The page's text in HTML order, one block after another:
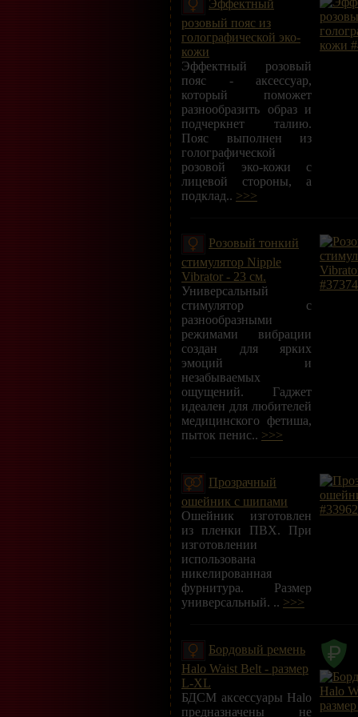
Эффектный
розовый пояс из
голографической эко-
кожи
Эффектный розовый
пояс - аксессуар,
который поможет
разнообразить образ и
подчеркнет талию.
Пояс выполнен из
голографической
розовой эко-кожи с
лицевой стороны, а
подклад.. >>>
Розовый тонкий
стимулятор Nipple
Vibrator - 23 см.
Универсальный
стимулятор с
разнообразными
режимами вибрации
создан для ярких
эмоций и
незабываемых
ощущений. Гаджет
идеален для любителей
медицинского фетиша,
пыток пенис.. >>>
Прозрачный
ошейник с шипами
Ошейник изготовлен
из пленки ПВХ. При
изготовлении
использована
никелированная
фурнитура. Размер
универсальный. .. >>>
Бордовый ремень
Halo Waist Belt - размер
L-XL
БДСМ аксессуары Halo
предназначены не